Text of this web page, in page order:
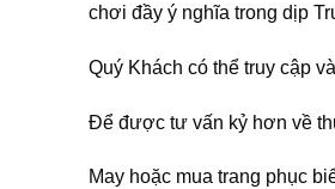
chơi đầy ý nghĩa trong dịp
Quý Khách có thể truy cập
Để được tư vấn kỷ hơn về
May hoặc mua trang phục